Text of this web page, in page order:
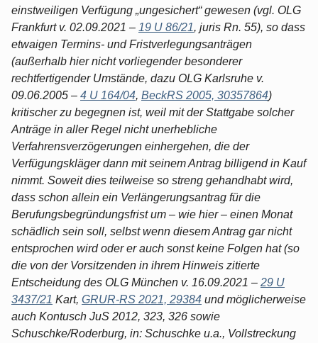
einstweiligen Verfügung „ungesichert“ gewesen (vgl. OLG
Frankfurt v. 02.09.2021 – 19 U 86/21, juris Rn. 55), so dass
etwaigen Termins- und Fristverlegungsanträgen
(außerhalb hier nicht vorliegender besonderer
rechtfertigender Umstände, dazu OLG Karlsruhe v.
09.06.2005 – 4 U 164/04, BeckRS 2005, 30357864)
kritischer zu begegnen ist, weil mit der Stattgabe solcher
Anträge in aller Regel nicht unerhebliche
Verfahrensverzögerungen einhergehen, die der
Verfügungskläger dann mit seinem Antrag billigend in Kauf
nimmt. Soweit dies teilweise so streng gehandhabt wird,
dass schon allein ein Verlängerungsantrag für die
Berufungsbegründungsfrist um – wie hier – einen Monat
schädlich sein soll, selbst wenn diesem Antrag gar nicht
entsprochen wird oder er auch sonst keine Folgen hat (so
die von der Vorsitzenden in ihrem Hinweis zitierte
Entscheidung des OLG München v. 16.09.2021 – 29 U
3437/21 Kart, GRUR-RS 2021, 29384 und möglicherweise
auch Kontusch JuS 2012, 323, 326 sowie
Schuschke/Roderburg, in: Schuschke u.a., Vollstreckung